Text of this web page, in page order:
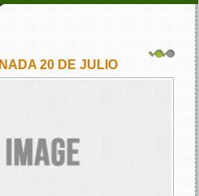
CONVOCATORIA ADMISIÓN
UNIVERSIDAD NACIONAL